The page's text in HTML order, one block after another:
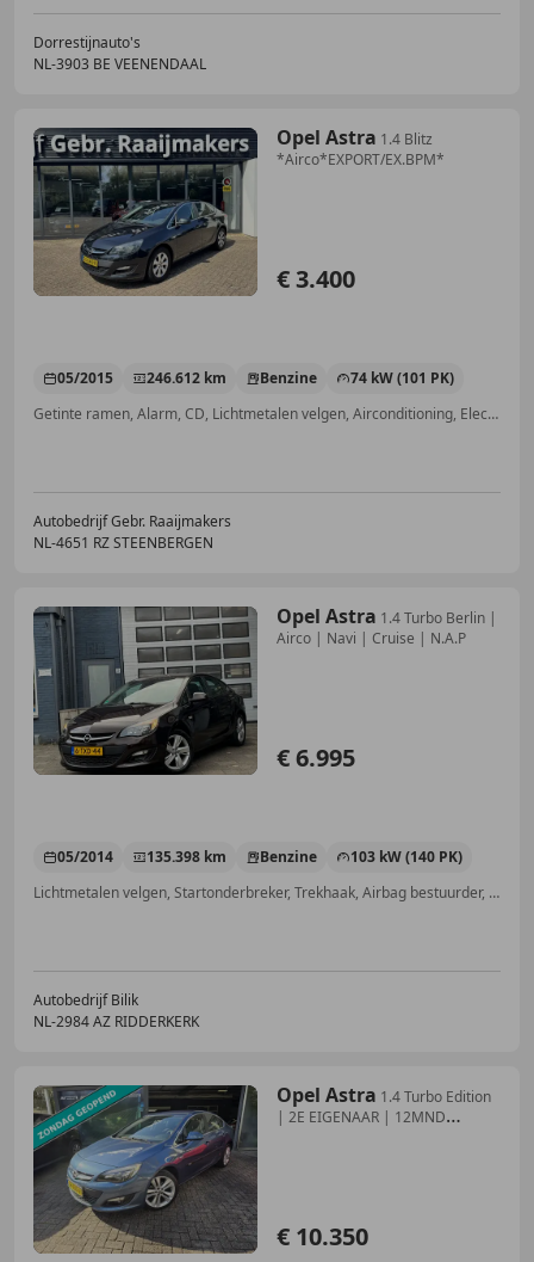
Dorrestijnauto's
NL-3903 BE VEENENDAAL
Opel Astra 1.4 Blitz
*Airco*EXPORT/EX.BPM*
€ 3.400
05/2015 246.612 km Benzine
74 kW (101 PK)
Getinte ramen, Alarm, CD, Lichtmetalen velgen, Airconditioning, Electronic Stability Program, Zij-airbags, LED verlichting
Autobedrijf Gebr. Raaijmakers
NL-4651 RZ STEENBERGEN
Opel Astra 1.4 Turbo Berlin |
Airco | Navi | Cruise | N.A.P
€ 6.995
05/2014 135.398 km Benzine
103 kW (140 PK)
Lichtmetalen velgen, Startonderbreker, Trekhaak, Airbag bestuurder, Radio, Cruise control, Multifunctioneel stuurwiel, Navigatiesysteem
Autobedrijf Bilik
NL-2984 AZ RIDDERKERK
Opel Astra 1.4 Turbo Edition
| 2E EIGENAAR | 12MND
€ 10.350